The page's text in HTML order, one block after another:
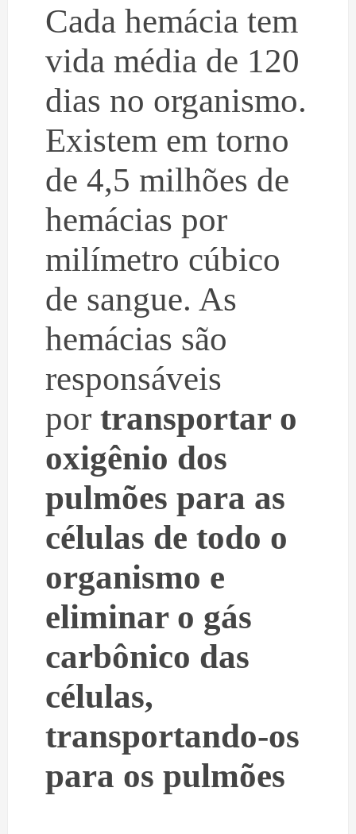
Cada hemácia tem
vida média de 120
dias no organismo.
Existem em torno
de 4,5 milhões de
hemácias por
milímetro cúbico
de sangue. As
hemácias são
responsáveis
por transportar o
oxigênio dos
pulmões para as
células de todo o
organismo e
eliminar o gás
carbônico das
células,
transportando-os
para os pulmões